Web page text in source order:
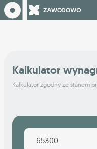
Kalkulator
Kalkulator zgodny ze stanem